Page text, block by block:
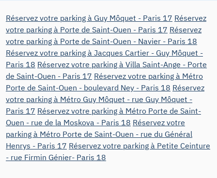
Réservez votre parking à Guy Môquet - Paris 17 Réservez
votre parking à Porte de Saint-Ouen - Paris 17 Réservez
votre parking à Porte de Saint-Ouen - Navier - Paris 18
Réservez votre parking à Jacques Cartier - Guy Môquet -
Paris 18 Réservez votre parking à Villa Saint-Ange - Porte
de Saint-Ouen - Paris 17 Réservez votre parking à Métro
Porte de Saint-Ouen - boulevard Ney - Paris 18 Réservez
votre parking à Métro Guy Môquet - rue Guy Môquet -
Paris 17 Réservez votre parking à Métro Porte de Saint-
Ouen - rue de la Moskova - Paris 18 Réservez votre
parking à Métro Porte de Saint-Ouen - rue du Général
Henrys - Paris 17 Réservez votre parking à Petite Ceinture
- rue Firmin Génier- Paris 18